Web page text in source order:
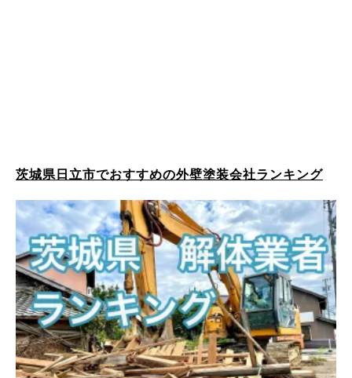
茨城県日立市でおすすめの外壁塗装会社ランキング